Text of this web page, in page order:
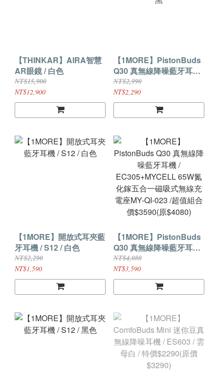
【THINKAR】AIRA智慧
AR眼鏡 / 白色
NT$15,900
NT$12,900
【1MORE】PistonBuds
Q30 真無線降噪藍牙耳機 /
EC305 / 曜岩黑
NT$2,990
NT$2,290
【1MORE】開放式耳夾藍
牙耳機 / S12 / 白色
NT$2,290
NT$1,590
【1MORE】PistonBuds
Q30 真無線降噪藍牙耳機 /
EC305+MYCELL 65W氮
化鎵五合一磁吸式無線充
電座MY-QI-023 /超值組合
價$3590(原$4080)
NT$4,080
NT$3,590